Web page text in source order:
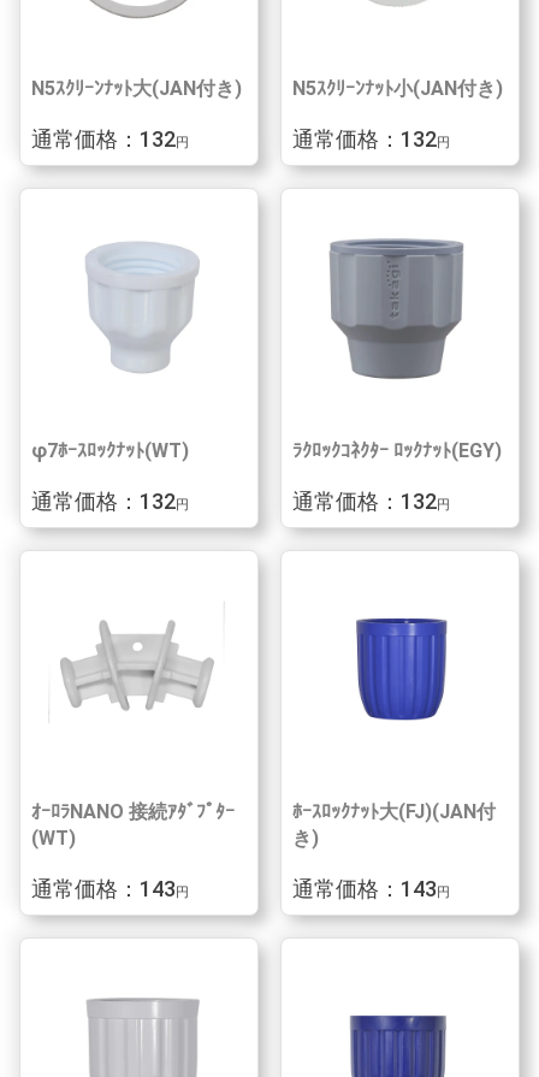
N5ｽｸﾘｰﾝﾅｯﾄ大(JAN付き)
通常価格：132円
N5ｽｸﾘｰﾝﾅｯﾄ小(JAN付き)
通常価格：132円
φ7ﾎｰｽﾛｯｸﾅｯﾄ(WT)
通常価格：132円
ﾗｸﾛｯｸｺﾈｸﾀｰ ﾛｯｸﾅｯﾄ(EGY)
通常価格：132円
ｵｰﾛﾗNANO 接続ｱﾀﾞﾌﾟﾀｰ
(WT)
通常価格：143 円
ﾎｰｽﾛｯｸﾅｯﾄ大(FJ)(JAN付
き)
通常価格：143 円